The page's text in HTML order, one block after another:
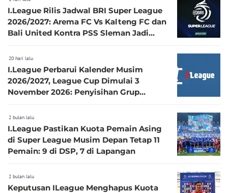
I.League Rilis Jadwal BRI Super League
2026/2027: Arema FC Vs Kalteng FC dan
Bali United Kontra PSS Sleman Jadi
20 hari lalu
I.League Perbarui Kalender Musim
2026/2027, League Cup Dimulai 3
November 2026: Penyisihan Grup
2 bulan lalu
I.League Pastikan Kuota Pemain Asing
di Super League Musim Depan Tetap 11
Pemain: 9 di DSP, 7 di Lapangan
2 bulan lalu
Keputusan ILeague Menghapus Kuota